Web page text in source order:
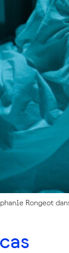
Rongeot dans